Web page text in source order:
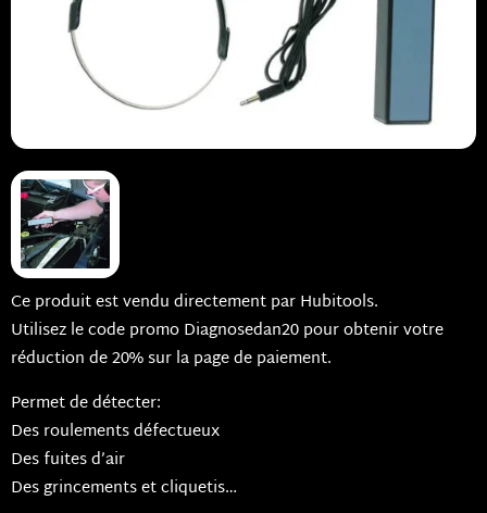
Ce produit est vendu directement par Hubitools.
Utilisez le code promo Diagnosedan20 pour obtenir votre
réduction de 20% sur la page de paiement.
Permet de détecter:
Des roulements défectueux
Des fuites d’air
Des grincements et cliquetis…